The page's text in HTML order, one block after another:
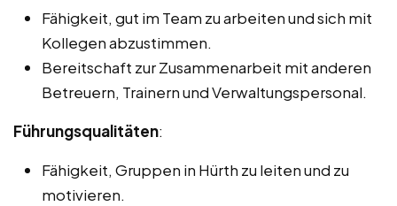
Fähigkeit, gut im Team zu arbeiten und sich mit
Kollegen abzustimmen.
Bereitschaft zur Zusammenarbeit mit anderen
Betreuern, Trainern und Verwaltungspersonal.
Führungsqualitäten:
Fähigkeit, Gruppen in Hürth zu leiten und zu
motivieren.